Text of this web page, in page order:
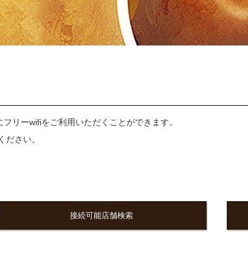
リーwifiをご利用いただくことができます。
ださい。
接続可能店舗検索